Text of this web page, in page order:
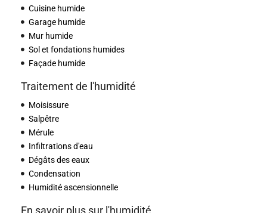
Cuisine humide
Garage humide
Mur humide
Sol et fondations humides
Façade humide
Traitement de l'humidité
Moisissure
Salpêtre
Mérule
Infiltrations d'eau
Dégâts des eaux
Condensation
Humidité ascensionnelle
En savoir plus sur l'humidité